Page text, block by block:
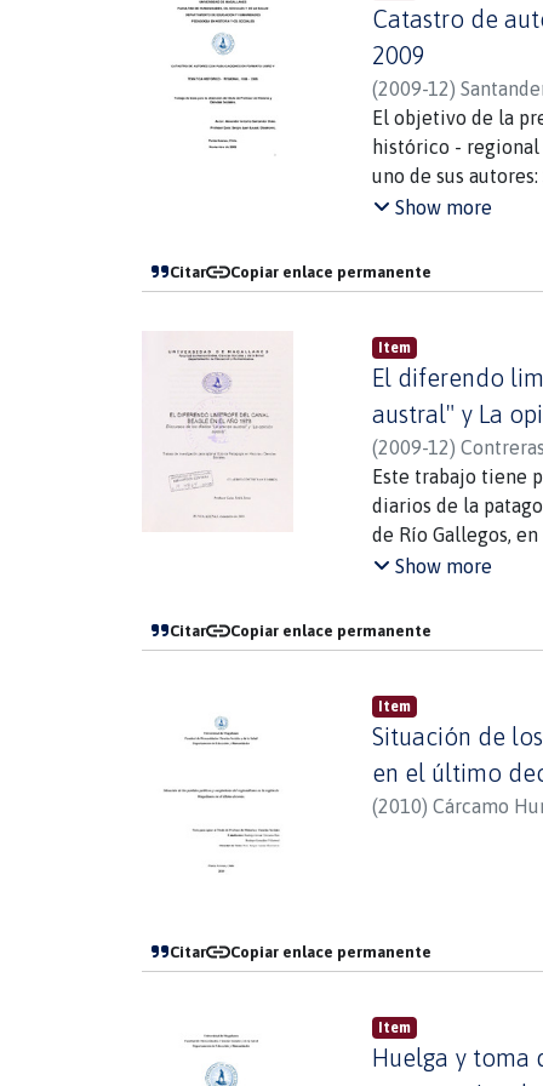
ellas uno
los principios de la
propuesta
Rodríguez, Ramón
Para el logro de
sindicales actuales
realizaron
escritores
La información
forma de gráficos.
siglo XX. Del
visión d~ los
Catastro de
2009
(2009-12)
El objetivo de la
histórico - regional
uno de sus autores:
El método que se
de la región:
Natales, Biblioteca
regional.
El resultado
del autor y en el
Para los efectos
Show more
Citar Copiar enlace permanente
Item
El diferendo
austral" y La
(2009-12)
Este trabajo tiene
diarios de la
de Río Gallegos,
estudiando para
. expresión
De esta manera,
patagónica única.
tuvieron un
en las editoriales
Show more
Citar Copiar enlace permanente
Item
Situación de
en el último
(2010) Cárcamo
Citar Copiar enlace permanente
Item
Huelga y toma